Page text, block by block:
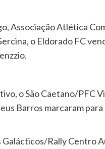
Associação Atlética
o Eldorado FC
o São Caetano/PFC
Barros marcaram
Galácticos/Rally Centro